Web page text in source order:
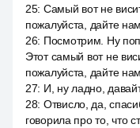
25: Самый вот не
пожалуйста, дайте нам
26: Посмотрим. Ну
Этот самый вот не
пожалуйста, дайте
27: И, ну ладно,
28: Отвисло, да,
говорила про то, что